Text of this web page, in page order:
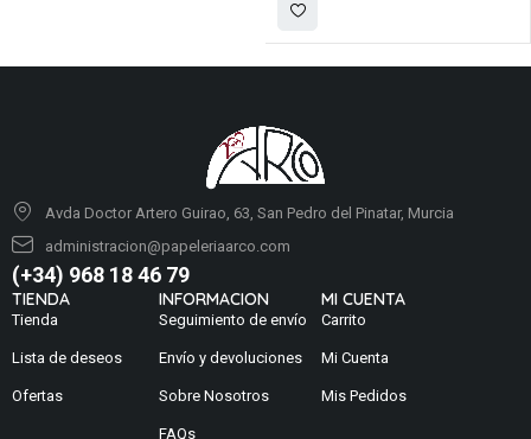
Avda Doctor Artero Guirao, 63, San Pedro del Pinatar, Murcia
administracion@papeleriaarco.com
(+34) 968 18 46 79
TIENDA
Tienda
Lista de deseos
Ofertas
INFORMACION
Seguimiento de envío
Envío y devoluciones
Sobre Nosotros
FAQs
MI CUENTA
Carrito
Mi Cuenta
Mis Pedidos